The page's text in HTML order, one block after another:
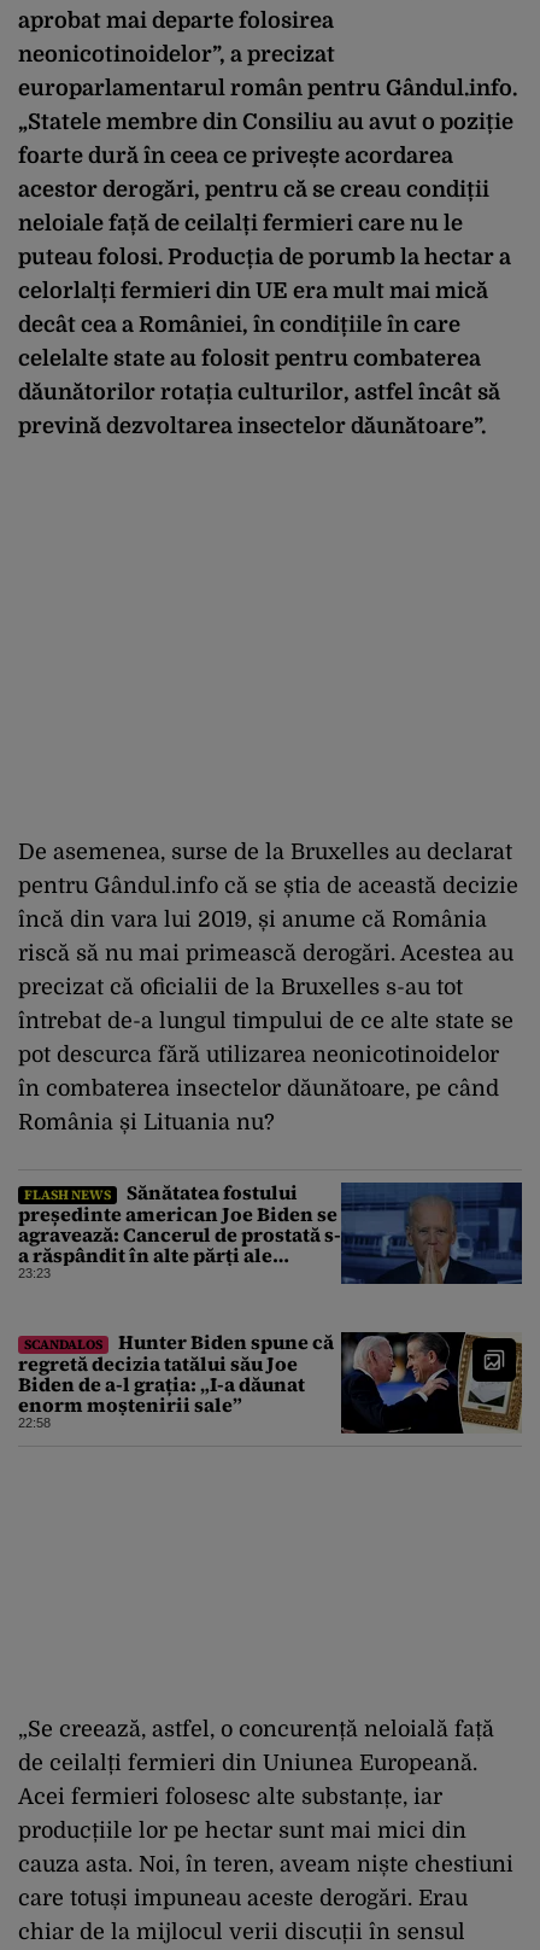
aprobat mai departe folosirea
neonicotinoidelor”, a precizat
europarlamentarul român pentru Gândul.info.
„Statele membre din Consiliu au avut o poziție
foarte dură în ceea ce privește acordarea
acestor derogări, pentru că se creau condiții
neloiale față de ceilalți fermieri care nu le
puteau folosi. Producția de porumb la hectar a
celorlalți fermieri din UE era mult mai mică
decât cea a României, în condițiile în care
celelalte state au folosit pentru combaterea
dăunătorilor rotația culturilor, astfel încât să
prevină dezvoltarea insectelor dăunătoare”.
De asemenea, surse de la Bruxelles au declarat
pentru Gândul.info că se știa de această decizie
încă din vara lui 2019, și anume că România
riscă să nu mai primească derogări. Acestea au
precizat că oficialii de la Bruxelles s-au tot
întrebat de-a lungul timpului de ce alte state se
pot descurca fără utilizarea neonicotinoidelor
în combaterea insectelor dăunătoare, pe când
România și Lituania nu?
FLASH NEWS
Sănătatea fostului
președinte american Joe Biden se
agravează: Cancerul de prostată s-
a răspândit în alte părți ale
corpului
23:23
SCANDALOS
Hunter Biden spune că
regretă decizia tatălui său Joe
Biden de a-l grația: „I-a dăunat
enorm moștenirii sale”
22:58
„Se creează, astfel, o concurență neloială față
de ceilalți fermieri din Uniunea Europeană.
Acei fermieri folosesc alte substanțe, iar
producțiile lor pe hectar sunt mai mici din
cauza asta. Noi, în teren, aveam niște chestiuni
care totuși impuneau aceste derogări. Erau
chiar de la mijlocul verii discuții în sensul